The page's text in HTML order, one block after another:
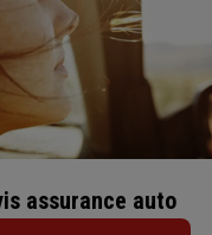
assurance auto